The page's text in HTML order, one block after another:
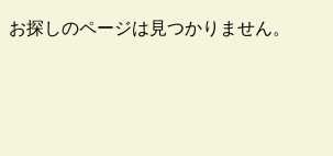
お探しのページは見つかりません。